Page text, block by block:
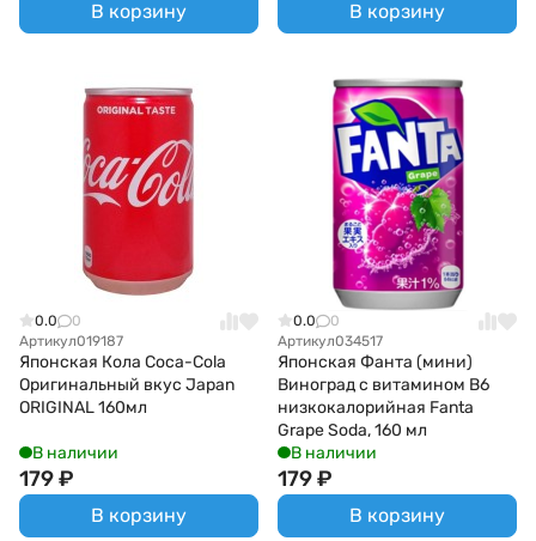
В корзину В корзину
0.0
0
Артикул019187
Японская Кола Coca-Cola
Оригинальный вкус Japan
ORIGINAL 160мл
В наличии
179₽
В корзину
0.0
0
Артикул034517
Японская Фанта (мини)
Виноград с витамином В6
низкокалорийная Fanta
Grape Soda, 160 мл
В наличии
179₽
В корзину